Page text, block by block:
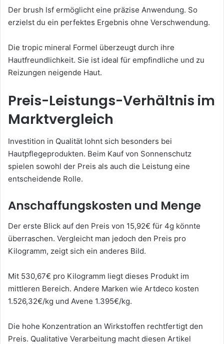
Der brush lsf ermöglicht eine präzise Anwendung. So
erzielst du ein perfektes Ergebnis ohne Verschwendung.
Die tropic mineral Formel überzeugt durch ihre
Hautfreundlichkeit. Sie ist ideal für empfindliche und zu
Reizungen neigende Haut.
Preis-Leistungs-Verhältnis im
Marktvergleich
Investition in Qualität lohnt sich besonders bei
Hautpflegeprodukten. Beim Kauf von Sonnenschutz
spielen sowohl der Preis als auch die Leistung eine
entscheidende Rolle.
Anschaffungskosten und Menge
Der erste Blick auf den Preis von 15,92€ für 4g könnte
überraschen. Vergleicht man jedoch den Preis pro
Kilogramm, zeigt sich ein anderes Bild.
Mit 530,67€ pro Kilogramm liegt dieses Produkt im
mittleren Bereich. Andere Marken wie Artdeco kosten
1.526,32€/kg und Avene 1.395€/kg.
Die hohe Konzentration an Wirkstoffen rechtfertigt den
Preis. Qualitative Verarbeitung macht diesen Artikel